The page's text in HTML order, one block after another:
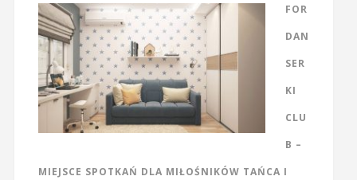
FOR
DAN
SER
KI
CLU
B –
MIEJSCE SPOTKAŃ DLA MIŁOŚNIKÓW TAŃCA I